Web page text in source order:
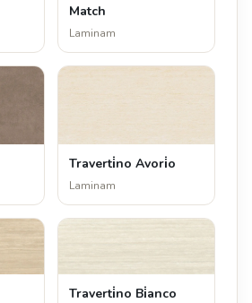
Match
Laminam
Traverti̇no Avori̇o
Laminam
Traverti̇no Bi̇anco